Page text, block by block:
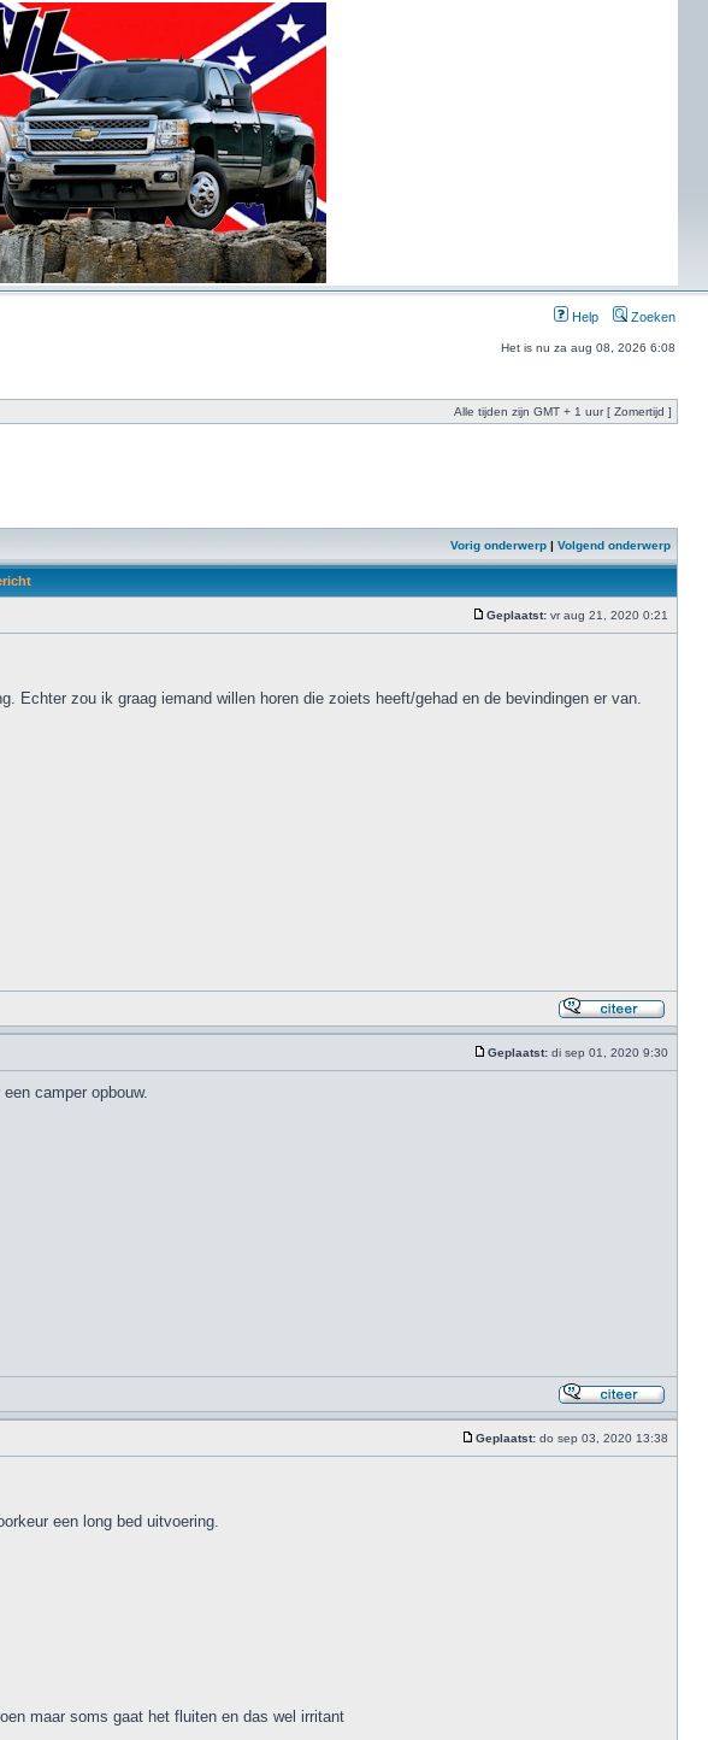
Help Zoeken
Het is nu za aug 08, 2026 6:08
Alle tijden zijn GMT + 1 uur [ Zomertijd ]
Vorig onderwerp | Volgend onderwerp
Geplaatst: vr aug 21, 2020 0:21
Echter zou ik graag iemand willen horen die zoiets heeft/gehad en de bevindingen er van.
Geplaatst: di sep 01, 2020 9:30
camper opbouw.
Geplaatst: do sep 03, 2020 13:38
een long bed uitvoering.
maar soms gaat het fluiten en das wel irritant